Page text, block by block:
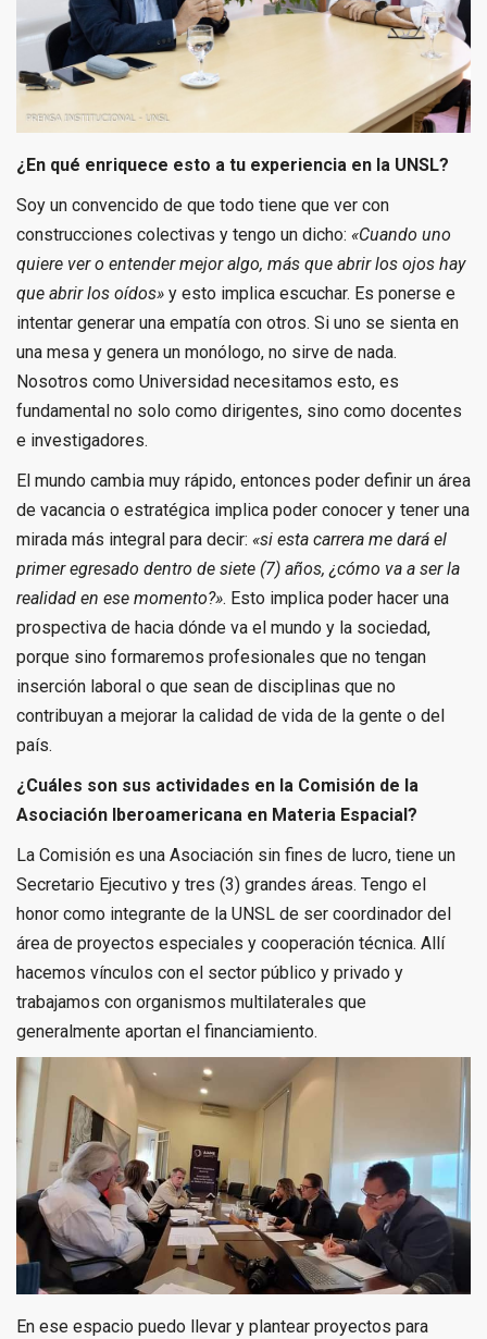
¿En qué enriquece esto a tu experiencia en la UNSL?
Soy un convencido de que todo tiene que ver con
construcciones colectivas y tengo un dicho: «Cuando uno
quiere ver o entender mejor algo, más que abrir los ojos hay
que abrir los oídos» y esto implica escuchar. Es ponerse e
intentar generar una empatía con otros. Si uno se sienta en
una mesa y genera un monólogo, no sirve de nada.
Nosotros como Universidad necesitamos esto, es
fundamental no solo como dirigentes, sino como docentes
e investigadores.
El mundo cambia muy rápido, entonces poder definir un área
de vacancia o estratégica implica poder conocer y tener una
mirada más integral para decir: «si esta carrera me dará el
primer egresado dentro de siete (7) años, ¿cómo va a ser la
realidad en ese momento?». Esto implica poder hacer una
prospectiva de hacia dónde va el mundo y la sociedad,
porque sino formaremos profesionales que no tengan
inserción laboral o que sean de disciplinas que no
contribuyan a mejorar la calidad de vida de la gente o del
país.
¿Cuáles son sus actividades en la Comisión de la
Asociación Iberoamericana en Materia Espacial?
La Comisión es una Asociación sin fines de lucro, tiene un
Secretario Ejecutivo y tres (3) grandes áreas. Tengo el
honor como integrante de la UNSL de ser coordinador del
área de proyectos especiales y cooperación técnica. Allí
hacemos vínculos con el sector público y privado y
trabajamos con organismos multilaterales que
generalmente aportan el financiamiento.
En ese espacio puedo llevar y plantear proyectos para